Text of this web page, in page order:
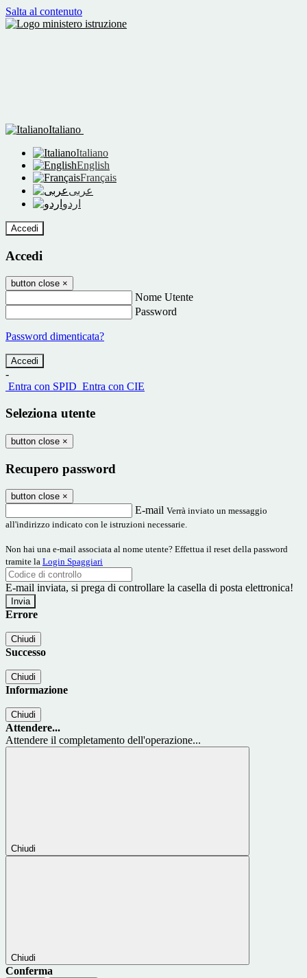
Salta al contenuto
Italiano
Italiano
English
Français
عربى
اردو
Accedi
Accedi
button close ×
Nome Utente
Password
Password dimenticata?
-
Entra con SPID Entra con CIE
Seleziona utente
button close ×
Recupero password
button close ×
E-mail Verrà inviato un messaggio
all'indirizzo indicato con le istruzioni necessarie.
Non hai una e-mail associata al nome utente? Effettua il reset della password
tramite la Login Spaggiari
E-mail inviata, si prega di controllare la casella di posta elettronica!
Errore
Chiudi
Successo
Chiudi
Informazione
Chiudi
Attendere...
Attendere il completamento dell'operazione...
Chiudi
Chiudi
Conferma